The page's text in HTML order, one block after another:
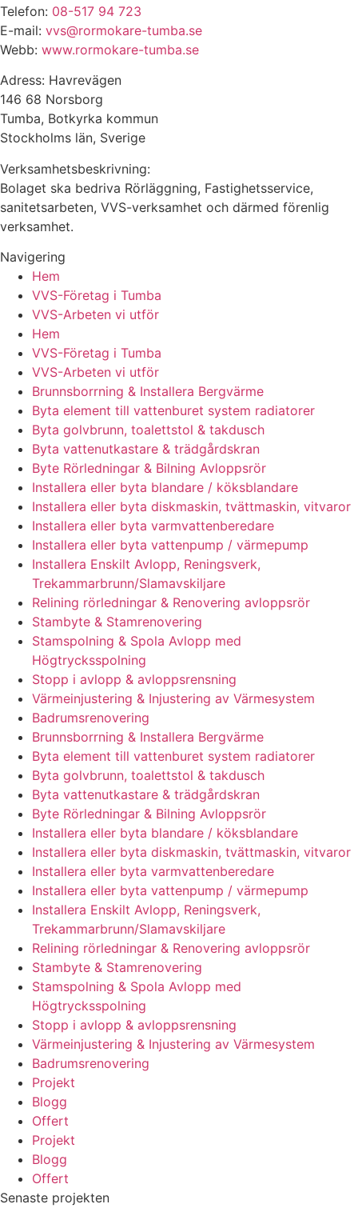
Telefon: 08-517 94 723
E-mail: vvs@rormokare-tumba.se
Webb: www.rormokare-tumba.se
Adress: Havrevägen
146 68 Norsborg
Tumba, Botkyrka kommun
Stockholms län, Sverige
Verksamhetsbeskrivning:
Bolaget ska bedriva Rörläggning, Fastighetsservice,
sanitetsarbeten, VVS-verksamhet och därmed förenlig
verksamhet.
Navigering
Hem
VVS-Företag i Tumba
VVS-Arbeten vi utför
Hem
VVS-Företag i Tumba
VVS-Arbeten vi utför
Brunnsborrning & Installera Bergvärme
Byta element till vattenburet system radiatorer
Byta golvbrunn, toalettstol & takdusch
Byta vattenutkastare & trädgårdskran
Byte Rörledningar & Bilning Avloppsrör
Installera eller byta blandare / köksblandare
Installera eller byta diskmaskin, tvättmaskin, vitvaror
Installera eller byta varmvattenberedare
Installera eller byta vattenpump / värmepump
Installera Enskilt Avlopp, Reningsverk,
Trekammarbrunn/Slamavskiljare
Relining rörledningar & Renovering avloppsrör
Stambyte & Stamrenovering
Stamspolning & Spola Avlopp med
Högtrycksspolning
Stopp i avlopp & avloppsrensning
Värmeinjustering & Injustering av Värmesystem
Badrumsrenovering
Brunnsborrning & Installera Bergvärme
Byta element till vattenburet system radiatorer
Byta golvbrunn, toalettstol & takdusch
Byta vattenutkastare & trädgårdskran
Byte Rörledningar & Bilning Avloppsrör
Installera eller byta blandare / köksblandare
Installera eller byta diskmaskin, tvättmaskin, vitvaror
Installera eller byta varmvattenberedare
Installera eller byta vattenpump / värmepump
Installera Enskilt Avlopp, Reningsverk,
Trekammarbrunn/Slamavskiljare
Relining rörledningar & Renovering avloppsrör
Stambyte & Stamrenovering
Stamspolning & Spola Avlopp med
Högtrycksspolning
Stopp i avlopp & avloppsrensning
Värmeinjustering & Injustering av Värmesystem
Badrumsrenovering
Projekt
Blogg
Offert
Projekt
Blogg
Offert
Senaste projekten